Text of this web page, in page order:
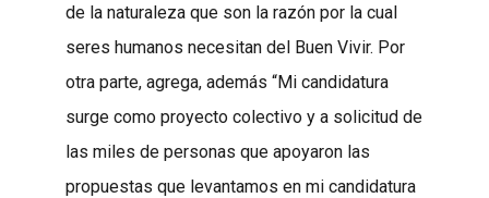
de la naturaleza que son la razón por la cual
seres humanos necesitan del Buen Vivir. Por
otra parte, agrega, además “Mi candidatura
surge como proyecto colectivo y a solicitud de
las miles de personas que apoyaron las
propuestas que levantamos en mi candidatura